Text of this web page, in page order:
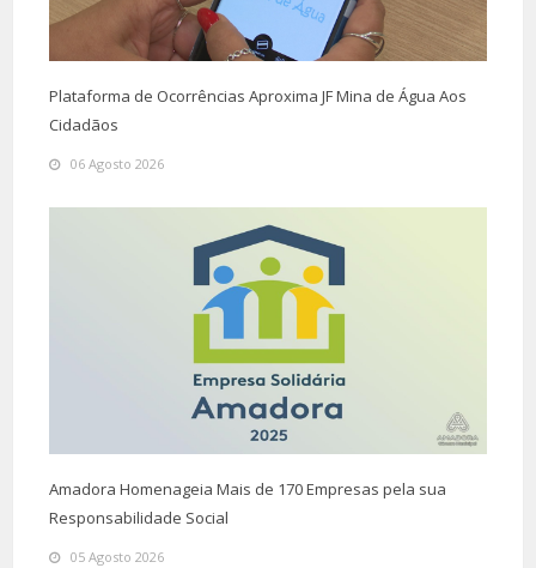
Plataforma de Ocorrências Aproxima JF Mina de Água Aos
Cidadãos
06 Agosto 2026
Amadora Homenageia Mais de 170 Empresas pela sua
Responsabilidade Social
05 Agosto 2026